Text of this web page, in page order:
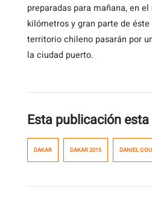
preparadas para mañana, en
kilómetros y gran parte de
territorio chileno pasarán por
la ciudad puerto.
Esta publicación
DAKAR DAKAR 2015 DANIEL